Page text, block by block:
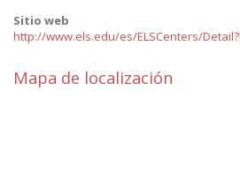
Sitio web
http://www.els.edu/es/ELSCenters/
Mapa de localización